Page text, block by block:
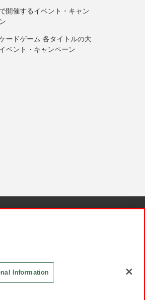
開催するイベント・キャン
ードゲーム 各タイトルの大
ベント・キャンペーン
Information